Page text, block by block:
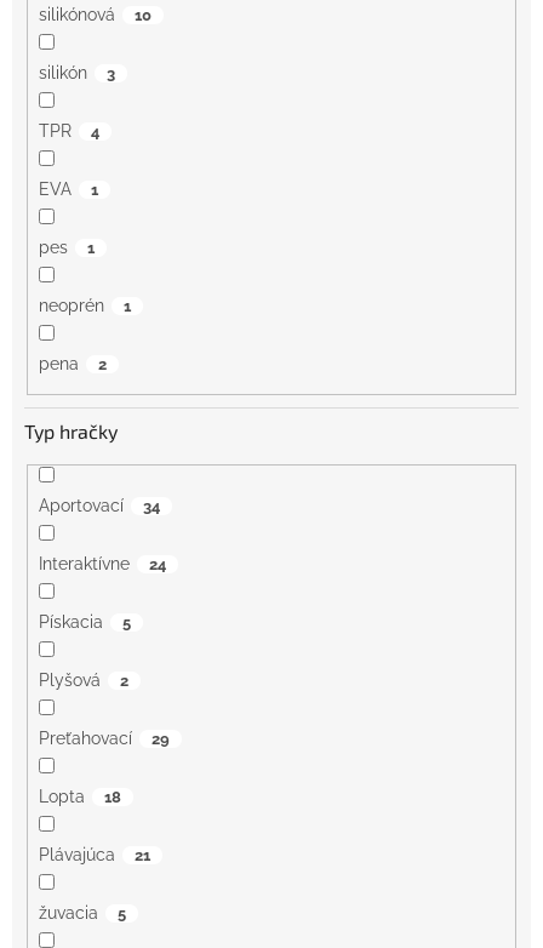
silikónová 10
silikón 3
TPR 4
EVA 1
pes 1
neoprén 1
pena 2
Typ hračky
Aportovací 34
Interaktívne 24
Pískacia 5
Plyšová 2
Preťahovací 29
Lopta 18
Plávajúca 21
žuvacia 5